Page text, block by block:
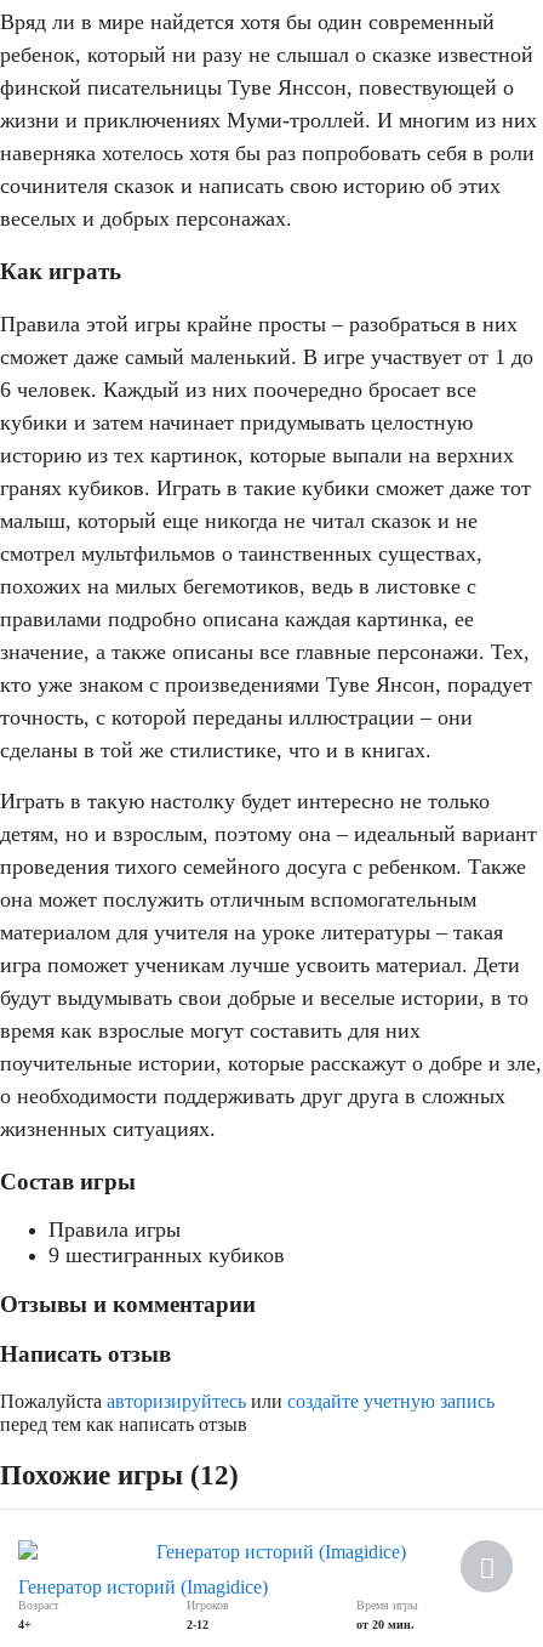
Вряд ли в мире найдется хотя бы один современный
ребенок, который ни разу не слышал о сказке известной
финской писательницы Туве Янссон, повествующей о
жизни и приключениях Муми-троллей. И многим из них
наверняка хотелось хотя бы раз попробовать себя в роли
сочинителя сказок и написать свою историю об этих
веселых и добрых персонажах.
Как играть
Правила этой игры крайне просты – разобраться в них
сможет даже самый маленький. В игре участвует от 1 до
6 человек. Каждый из них поочередно бросает все
кубики и затем начинает придумывать целостную
историю из тех картинок, которые выпали на верхних
гранях кубиков. Играть в такие кубики сможет даже тот
малыш, который еще никогда не читал сказок и не
смотрел мультфильмов о таинственных существах,
похожих на милых бегемотиков, ведь в листовке с
правилами подробно описана каждая картинка, ее
значение, а также описаны все главные персонажи. Тех,
кто уже знаком с произведениями Туве Янсон, порадует
точность, с которой переданы иллюстрации – они
сделаны в той же стилистике, что и в книгах.
Играть в такую настолку будет интересно не только
детям, но и взрослым, поэтому она – идеальный вариант
проведения тихого семейного досуга с ребенком. Также
она может послужить отличным вспомогательным
материалом для учителя на уроке литературы – такая
игра поможет ученикам лучше усвоить материал. Дети
будут выдумывать свои добрые и веселые истории, в то
время как взрослые могут составить для них
поучительные истории, которые расскажут о добре и зле,
о необходимости поддерживать друг друга в сложных
жизненных ситуациях.
Состав игры
Правила игры
9 шестигранных кубиков
Отзывы и комментарии
Написать отзыв
Пожалуйста авторизируйтесь или создайте учетную запись
перед тем как написать отзыв
Похожие игры (12)
Генератор историй (Imagidice)
Возраст
4+
Игроков
2-12
Время игры
от 20 мин.